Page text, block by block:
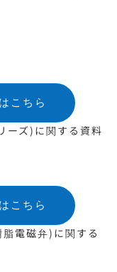
こちら
ーズ)に関する資料
こちら
電磁弁)に関する